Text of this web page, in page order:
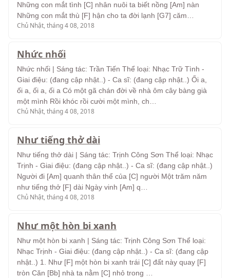
Những con mắt tình [C] nhân nuôi ta biết nồng [Am] nàn
Những con mắt thù [F] hận cho ta đời lạnh [G7] căm…
Chủ Nhật, tháng 4 08, 2018
Nhức nhối
Nhức nhối | Sáng tác: Trần Tiến Thể loại: Nhạc Trữ Tình -
Giai điệu: (đang cập nhật..) - Ca sĩ: (đang cập nhật..) Ối a,
ối a, ối a, ối a Có một gã chán đời về nhà ôm cây bàng già
một mình Rồi khóc rồi cười một mình, ch…
Chủ Nhật, tháng 4 08, 2018
Như tiếng thở dài
Như tiếng thở dài | Sáng tác: Trịnh Công Sơn Thể loại: Nhạc
Trịnh - Giai điệu: (đang cập nhật..) - Ca sĩ: (đang cập nhật..)
Người đi [Am] quanh thân thể của [C] người Một trăm năm
như tiếng thở [F] dài Ngày vinh [Am] q…
Chủ Nhật, tháng 4 08, 2018
Như một hòn bi xanh
Như một hòn bi xanh | Sáng tác: Trịnh Công Sơn Thể loại:
Nhạc Trịnh - Giai điệu: (đang cập nhật..) - Ca sĩ: (đang cập
nhật..) 1. Như [F] một hòn bi xanh trái [C] đất này quay [F]
tròn Căn [Bb] nhà ta nằm [C] nhỏ trong …